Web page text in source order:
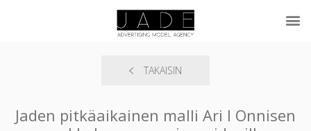
TAKAISIN
Jaden pitkäaikainen malli Ari I Onnisen